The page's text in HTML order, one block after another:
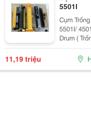
5501I
Cụm Trống Mk 6319 Sử Dụng
5501I/ 4501I Cụm Mainternace Kit 6319 Bao
Drum ( Trống ) Cụm Từ Cụm Sấy Trục
11,19 triệu